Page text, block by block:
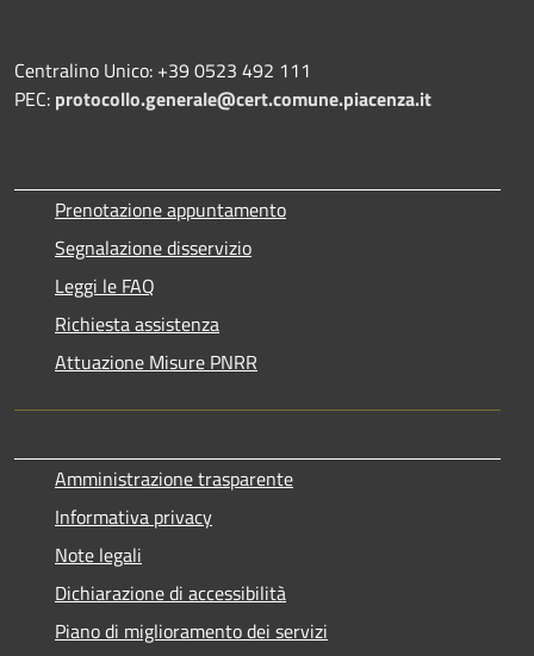
Centralino Unico: +39 0523 492 111
PEC: protocollo.generale@cert.comune.piacenza.it
Prenotazione appuntamento
Segnalazione disservizio
Leggi le FAQ
Richiesta assistenza
Attuazione Misure PNRR
Amministrazione trasparente
Informativa privacy
Note legali
Dichiarazione di accessibilità
Piano di miglioramento dei servizi